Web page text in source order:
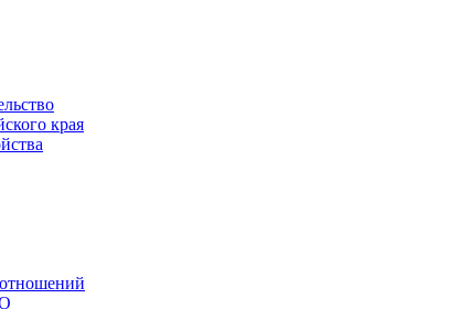
края